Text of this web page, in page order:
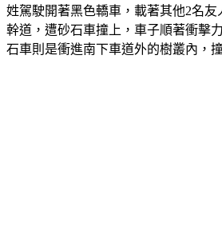
姓駕駛開著黑色轎車，載著其他2名
幹道，遭砂石車撞上，車子順著衝擊
石車則是衝進南下車道外的樹叢內，